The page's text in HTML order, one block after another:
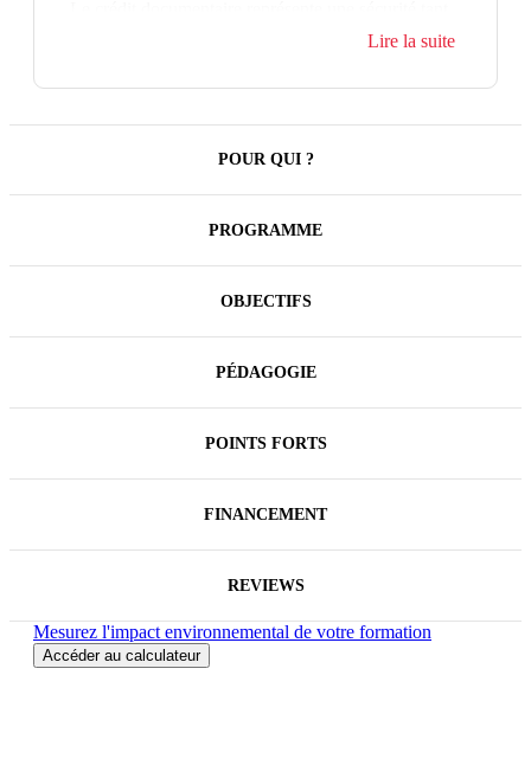
pour l'acheteur que le vendeur à condition de
maîtriser la rédaction des différents documents.
Lire la suite
POUR QUI ?
PROGRAMME
OBJECTIFS
PÉDAGOGIE
POINTS FORTS
FINANCEMENT
REVIEWS
Mesurez l'impact environnemental de votre formation
Accéder au calculateur